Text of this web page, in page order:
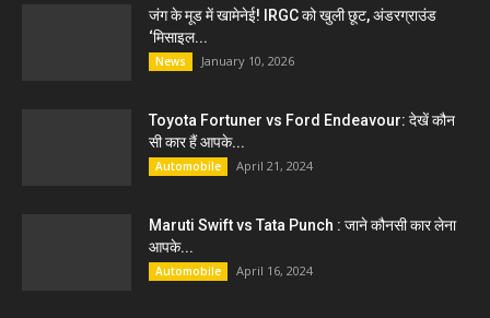
जंग के मूड में खामेनेई! IRGC को खुली छूट, अंडरग्राउंड
‘मिसाइल...
News January 10, 2026
Toyota Fortuner vs Ford Endeavour: देखें कौन
सी कार हैं आपके...
Automobile April 21, 2024
Maruti Swift vs Tata Punch : जाने कौनसी कार लेना
आपके...
Automobile April 16, 2024